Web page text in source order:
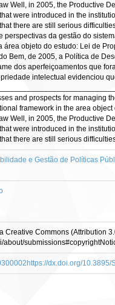
Well, in 2005, the Productive
were introduced in the
there are still serious
da gestão do
objeto do estudo: Lei de
Bem, de 2005, a Política de
dos aperfeiçoamentos que
intelectual evidenciou
and prospects for managing
framework in the area
Well, in 2005, the Productive
were introduced in the
there are still serious
e Gestão de Políticas
Commons (Attribution
dx.doi.org/